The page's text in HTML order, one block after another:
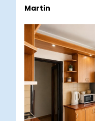
Martin